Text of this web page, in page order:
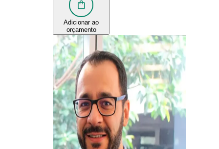
Adicionar ao
orçamento